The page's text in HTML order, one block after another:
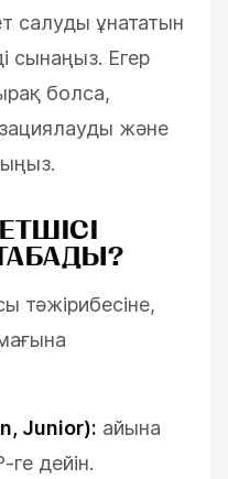
салуды ұнататын
сынаңыз. Егер
болса,
және
тәжірибесіне,
Junior): айына
дейін.